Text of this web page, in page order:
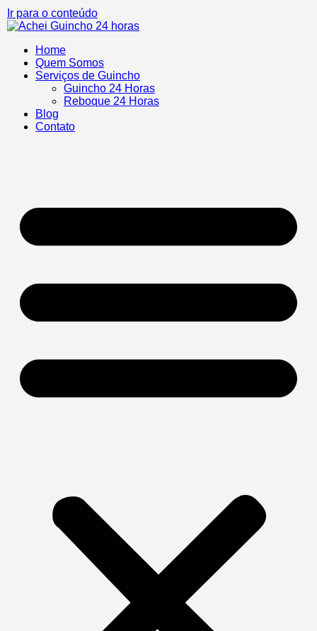
Ir para o conteúdo
Home
Quem Somos
Serviços de Guincho
Guincho 24 Horas
Reboque 24 Horas
Blog
Contato